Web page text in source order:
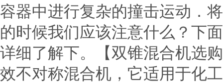
容器中进行复杂的撞击运动．
的时候我们应该注意什么？下
详细了解下。【双锥混合机
效不对称混合机，它适用于化